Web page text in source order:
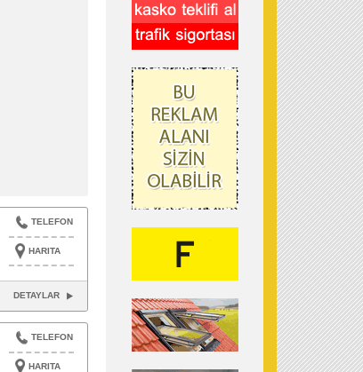
TELEFON
HARITA
DETAYLAR
TELEFON
HARITA